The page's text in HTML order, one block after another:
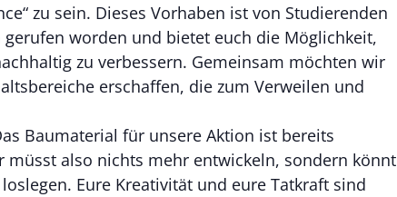
zu sein. Dieses Vorhaben ist von Studierenden
worden und bietet euch die Möglichkeit,
zu verbessern. Gemeinsam möchten wir
erschaffen, die zum Verweilen und
Baumaterial für unsere Aktion ist bereits
müsst also nichts mehr entwickeln, sondern könnt
Eure Kreativität und eure Tatkraft sind